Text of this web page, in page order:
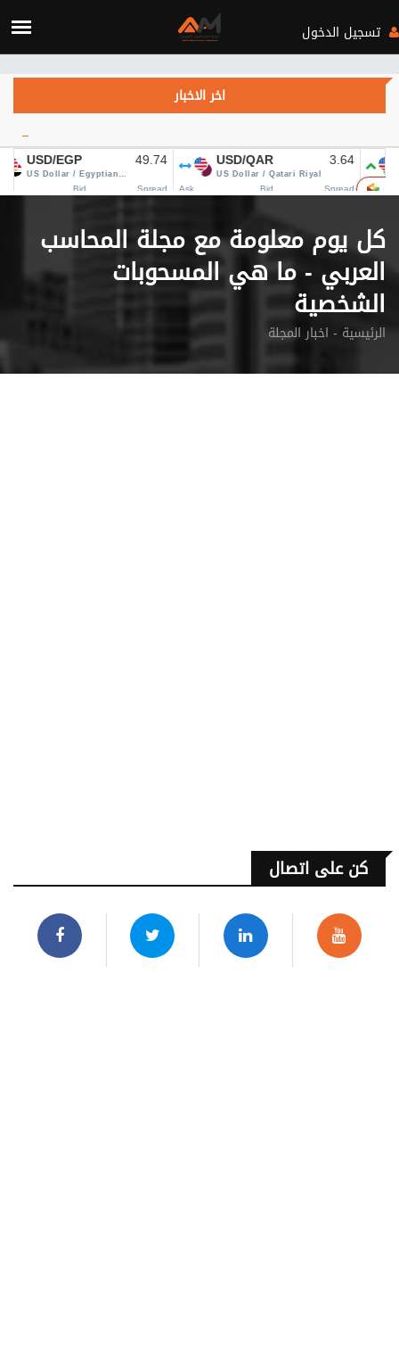
اخر الاخبار
كل يوم معلومة مع مجلة المحاسب
العربي - ما هي المسحوبات
الشخصية
اخبار المجلة - الرئيسية
كن على اتصال